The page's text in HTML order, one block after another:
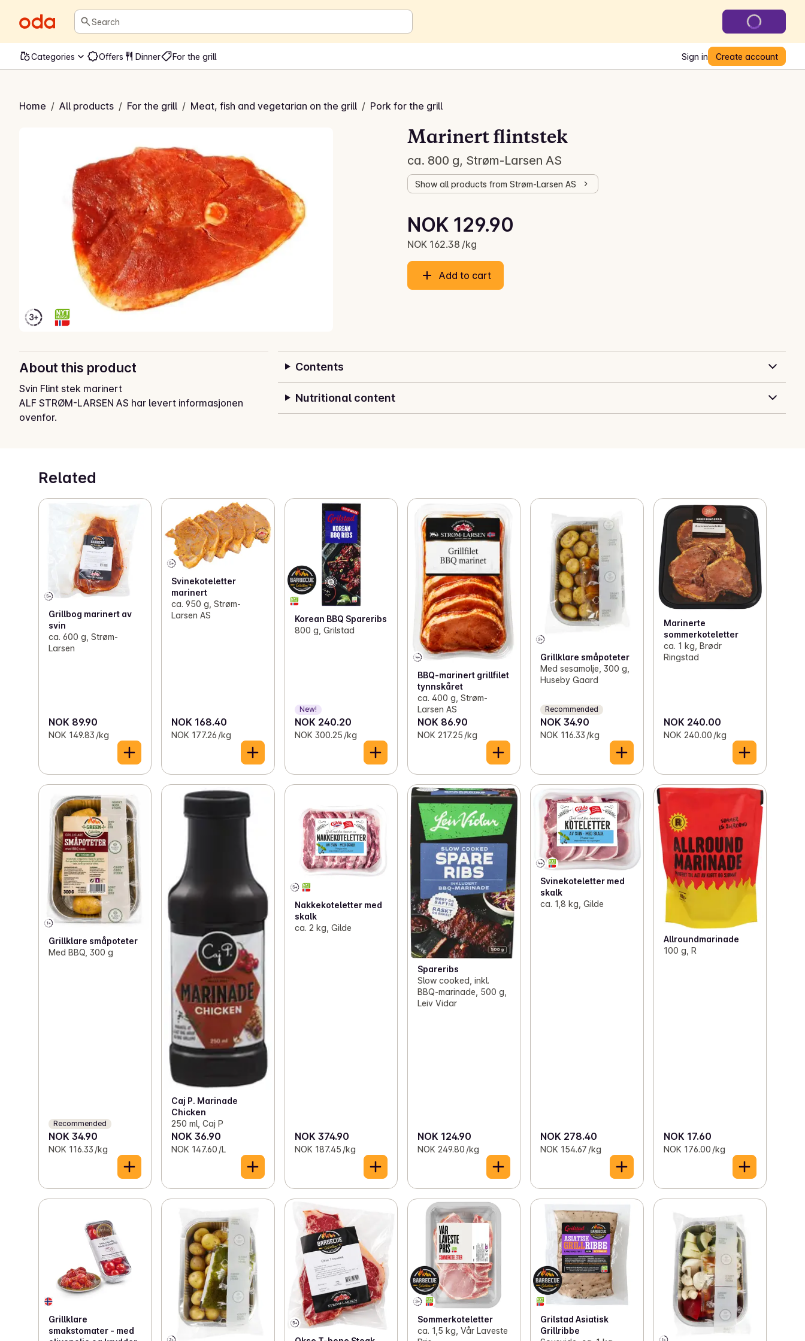
Search
Categories Offers Dinner For the grill Sign in Create account
Home / All products / For the grill / Meat, fish and vegetarian on the grill / Pork for the grill
flintstek
Marinert flintstek
ca. 800 g, Strøm-Larsen AS
Show all products from Strøm-Larsen AS
Current price is: NOK 129.90
NOK 129.90
NOK 162.38 /kg
Unit price: NOK 162.38 /kg
Add to cart
About this product
Svin Flint stek marinert
ALF STRØM-LARSEN AS har levert informasjonen
ovenfor.
Contents
Nutritional content
Related
Grillbog marinert av
svin
ca. 600 g, Strøm-
Larsen
NOK 89.90
NOK 149.83 /kg
Svinekoteletter
marinert
ca. 950 g, Strøm-
Larsen AS
NOK 168.40
NOK 177.26 /kg
Korean BBQ Spareribs
800 g, Grilstad
New!
NOK 240.20
NOK 300.25 /kg
BBQ-marinert grillfilet
tynnskåret
ca. 400 g, Strøm-
Larsen AS
NOK 86.90
NOK 217.25 /kg
Grillklare småpoteter
Med sesamolje, 300 g,
Huseby Gaard
Recommended
NOK 34.90
NOK 116.33 /kg
Marinerte
sommerkoteletter
ca. 1 kg, Brødr
Ringstad
NOK 240.00
NOK 240.00 /kg
Grillklare småpoteter
Med BBQ, 300 g
Recommended
NOK 34.90
NOK 116.33 /kg
Caj P. Marinade
Chicken
250 ml, Caj P
NOK 36.90
NOK 147.60 /L
Nakkekoteletter med
skalk
ca. 2 kg, Gilde
NOK 374.90
NOK 187.45 /kg
Spareribs
Slow cooked, inkl.
BBQ-marinade, 500 g,
Leiv Vidar
NOK 124.90
NOK 249.80 /kg
Svinekoteletter med
skalk
ca. 1,8 kg, Gilde
NOK 278.40
NOK 154.67 /kg
Allroundmarinade
100 g, R
NOK 17.60
NOK 176.00 /kg
Grillklare
smakstomater - med
Sommerkoteletter
ca. 1,5 kg, Vår Laveste
Grilstad Asiatisk
Grillribbe